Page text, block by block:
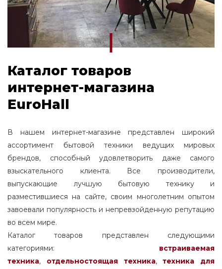
Каталог товаров
интернет-магазина
EuroHall
В нашем интернет-магазине представлен широкий
ассортимент бытовой техники ведущих мировых
брендов, способный удовлетворить даже самого
взыскательного клиента. Все производители,
выпускающие лучшую бытовую технику и
разместившиеся на сайте, своим многолетним опытом
завоевали популярность и непревзойденную репутацию
во всем мире.
Каталог товаров представлен следующими
категориями: встраиваемая
техника, отдельностоящаятехника,
техника для